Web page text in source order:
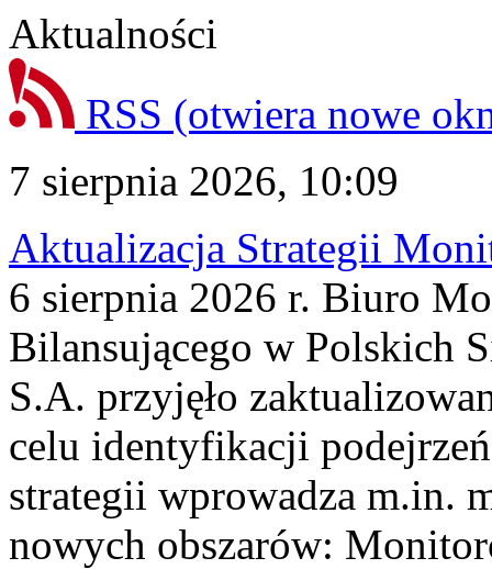
Aktualności
RSS (otwiera nowe
7 sierpnia 2026, 10:09
Aktualizacja Strategii
6 sierpnia 2026 r. Biuro
Bilansującego w Polskich
S.A. przyjęło
celu identyfikacji
strategii wprowadza m.in.
nowych obszarów: